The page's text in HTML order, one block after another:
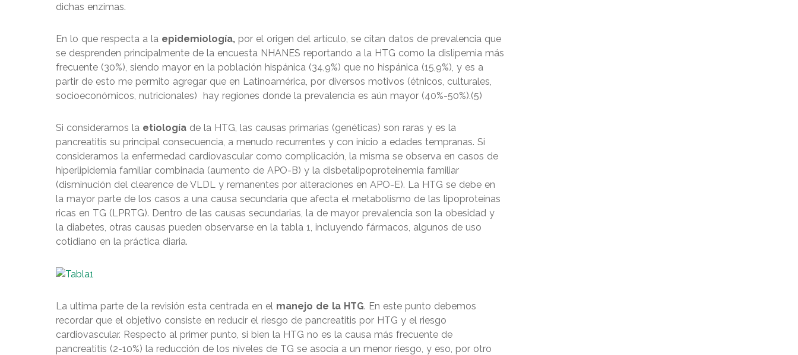
dichas enzimas.
En lo que respecta a la epidemiología, por el origen del artículo, se citan datos de prevalencia que
se desprenden principalmente de la encuesta NHANES reportando a la HTG como la dislipemia más
frecuente (30%), siendo mayor en la población hispánica (34,9%) que no hispánica (15,9%), y es a
partir de esto me permito agregar que en Latinoamérica, por diversos motivos (étnicos, culturales,
socioeconómicos, nutricionales) hay regiones donde la prevalencia es aún mayor (40%-50%).(5)
Si consideramos la etiología de la HTG, las causas primarias (genéticas) son raras y es la
pancreatitis su principal consecuencia, a menudo recurrentes y con inicio a edades tempranas. Si
consideramos la enfermedad cardiovascular como complicación, la misma se observa en casos de
hiperlipidemia familiar combinada (aumento de APO-B) y la disbetalipoproteinemia familiar
(disminución del clearence de VLDL y remanentes por alteraciones en APO-E). La HTG se debe en
la mayor parte de los casos a una causa secundaria que afecta el metabolismo de las lipoproteínas
ricas en TG (LPRTG). Dentro de las causas secundarias, la de mayor prevalencia son la obesidad y
la diabetes, otras causas pueden observarse en la tabla 1, incluyendo fármacos, algunos de uso
cotidiano en la práctica diaria.
La ultima parte de la revisión esta centrada en el manejo de la HTG. En este punto debemos
recordar que el objetivo consiste en reducir el riesgo de pancreatitis por HTG y el riesgo
cardiovascular. Respecto al primer punto, si bien la HTG no es la causa más frecuente de
pancreatitis (2-10%) la reducción de los niveles de TG se asocia a un menor riesgo, y eso, por otro